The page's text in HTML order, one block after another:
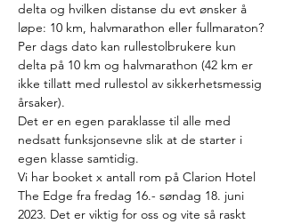
delta og hvilken distanse du evt ønsker å
løpe: 10 km, halvmarathon eller fullmaraton?
Per dags dato kan rullestolbrukere kun
delta på 10 km og halvmarathon (42 km er
ikke tillatt med rullestol av sikkerhetsmessig
årsaker).
Det er en egen paraklasse til alle med
nedsatt funksjonsevne slik at de starter i
egen klasse samtidig.
Vi har booket x antall rom på Clarion Hotel
The Edge fra fredag 16.- søndag 18. juni
2023. Det er viktig for oss og vite så raskt